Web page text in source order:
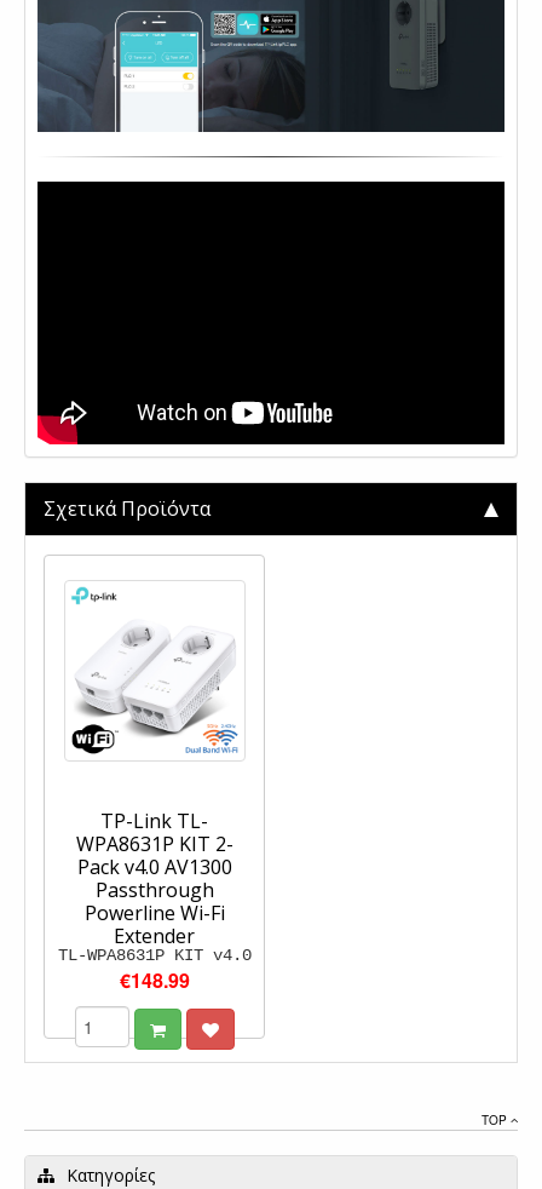
Σχετικά Προϊόντα
TP-Link TL-
WPA8631P KIT 2-
Pack v4.0 AV1300
Passthrough
Powerline Wi-Fi
Extender
TL-WPA8631P KIT v4.0
€148.99
TOP
Κατηγορίες